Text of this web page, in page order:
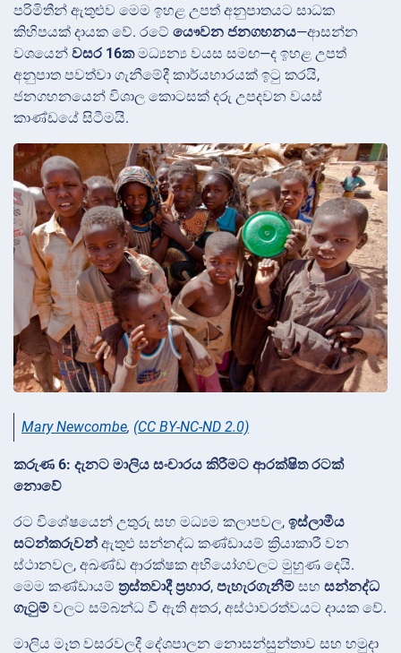
පරිමිතීන් ඇතුළුව මෙම ඉහළ උපත් අනුපාතයට සාධක
කිහිපයක් දායක වේ. රටේ යෞවන ජනගහනය—ආසන්න
වශයෙන් වසර 16කමධ්‍යන්‍ය වයස සමඟ—ද ඉහළ උපත්
අනුපාත පවත්වා ගැනීමේදී කාර්යභාරයක් ඉටු කරයි,
ජනගහනයෙන් විශාල කොටසක් දරු උපදවන වයස්
කාණ්ඩයේ සිටීමයි.
Mary Newcombe, (CC BY-NC-ND 2.0)
කරුණ 6: දැනට මාලිය සංචාරය කිරීමට ආරක්ෂිත රටක්
නොවේ
රට විශේෂයෙන් උතුරු සහ මධ්‍යම කලාපවල, ඉස්ලාමීය
සටන්කරුවන් ඇතුළු සන්නද්ධ කණ්ඩායම් ක්‍රියාකාරී වන
ස්ථානවල, අඛණ්ඩ ආරක්ෂක අභියෝගවලට මුහුණ දෙයි.
මෙම කණ්ඩායම් ත්‍රස්තවාදී ප්‍රහාර, පැහැරගැනීම් සහ සන්නද්ධ
ගැටුම් වලට සම්බන්ධ වී ඇති අතර, අස්ථාවරත්වයට දායක වේ.
මාලිය මෑත වසරවලදී දේශපාලන නොසන්සුන්තාව සහ හමුදා